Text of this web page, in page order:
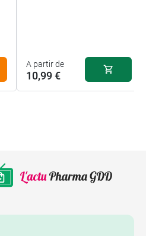
A partir de
10,99 €